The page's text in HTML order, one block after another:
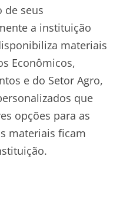
de seus
a instituição
materiais
Econômicos,
e do Setor Agro,
que
opções para as
materiais ficam